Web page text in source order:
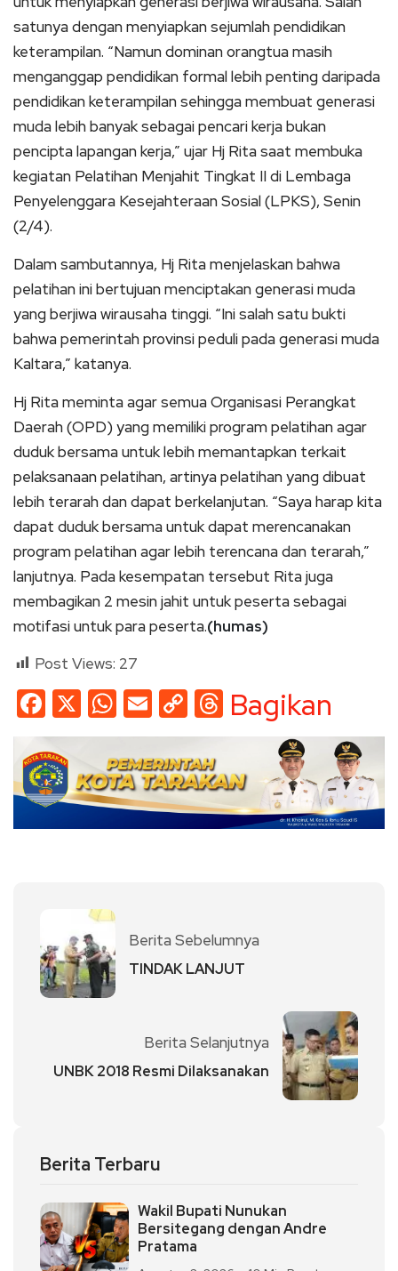
satunya dengan menyiapkan sejumlah pendidikan
keterampilan. “Namun dominan orangtua masih
menganggap pendidikan formal lebih penting daripada
pendidikan keterampilan sehingga membuat generasi
muda lebih banyak sebagai pencari kerja bukan
pencipta lapangan kerja,” ujar Hj Rita saat membuka
kegiatan Pelatihan Menjahit Tingkat II di Lembaga
Penyelenggara Kesejahteraan Sosial (LPKS), Senin
(2/4).
Dalam sambutannya, Hj Rita menjelaskan bahwa
pelatihan ini bertujuan menciptakan generasi muda
yang berjiwa wirausaha tinggi. “Ini salah satu bukti
bahwa pemerintah provinsi peduli pada generasi muda
Kaltara,” katanya.
Hj Rita meminta agar semua Organisasi Perangkat
Daerah (OPD) yang memiliki program pelatihan agar
duduk bersama untuk lebih memantapkan terkait
pelaksanaan pelatihan, artinya pelatihan yang dibuat
lebih terarah dan dapat berkelanjutan. “Saya harap kita
dapat duduk bersama untuk dapat merencanakan
program pelatihan agar lebih terencana dan terarah,”
lanjutnya. Pada kesempatan tersebut Rita juga
membagikan 2 mesin jahit untuk peserta sebagai
motifasi untuk para peserta.(humas)
Post Views: 27
Facebook
X WhatsApp
EmailCopy
Link
Threads
Bagikan
Berita Sebelumnya
TINDAK LANJUT
Berita Selanjutnya
UNBK 2018 Resmi Dilaksanakan
Berita Terbaru
Wakil Bupati Nunukan
Bersitegang dengan Andre
Pratama